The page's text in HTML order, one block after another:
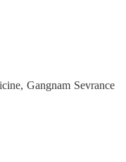
Gangnam Sevrance